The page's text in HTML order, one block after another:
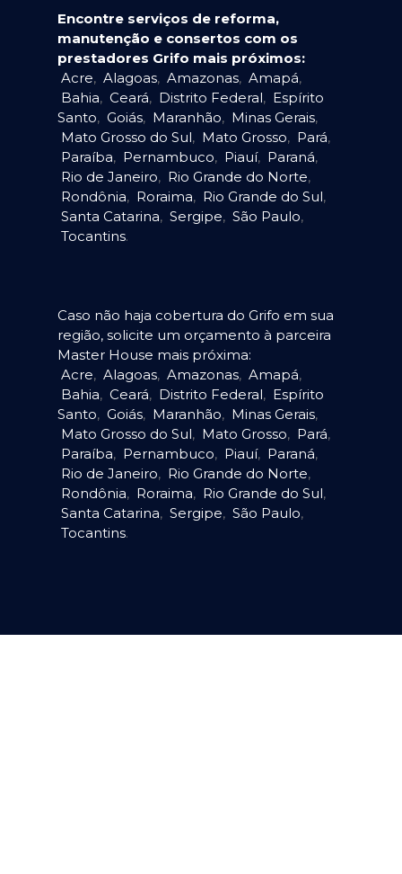
Encontre serviços de reforma,
manutenção e consertos com os
prestadores Grifo mais próximos:
Acre, Alagoas, Amazonas, Amapá,
Bahia, Ceará, Distrito Federal, Espírito
Santo, Goiás, Maranhão, Minas Gerais,
Mato Grosso do Sul, Mato Grosso, Pará,
Paraíba, Pernambuco, Piauí, Paraná,
Rio de Janeiro, Rio Grande do Norte,
Rondônia, Roraima, Rio Grande do Sul,
Santa Catarina, Sergipe, São Paulo,
Tocantins.
Caso não haja cobertura do Grifo em sua
região, solicite um orçamento à parceira
Master House mais próxima:
Acre, Alagoas, Amazonas, Amapá,
Bahia, Ceará, Distrito Federal, Espírito
Santo, Goiás, Maranhão, Minas Gerais,
Mato Grosso do Sul, Mato Grosso, Pará,
Paraíba, Pernambuco, Piauí, Paraná,
Rio de Janeiro, Rio Grande do Norte,
Rondônia, Roraima, Rio Grande do Sul,
Santa Catarina, Sergipe, São Paulo,
Tocantins.